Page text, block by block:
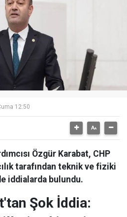
12:50
Özgür Karabat, CHP
tarafından teknik ve fiziki
iddialarda bulundu.
Şok İddia: